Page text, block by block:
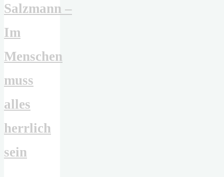
Salzmann –
Im
Menschen
muss
alles
herrlich
sein